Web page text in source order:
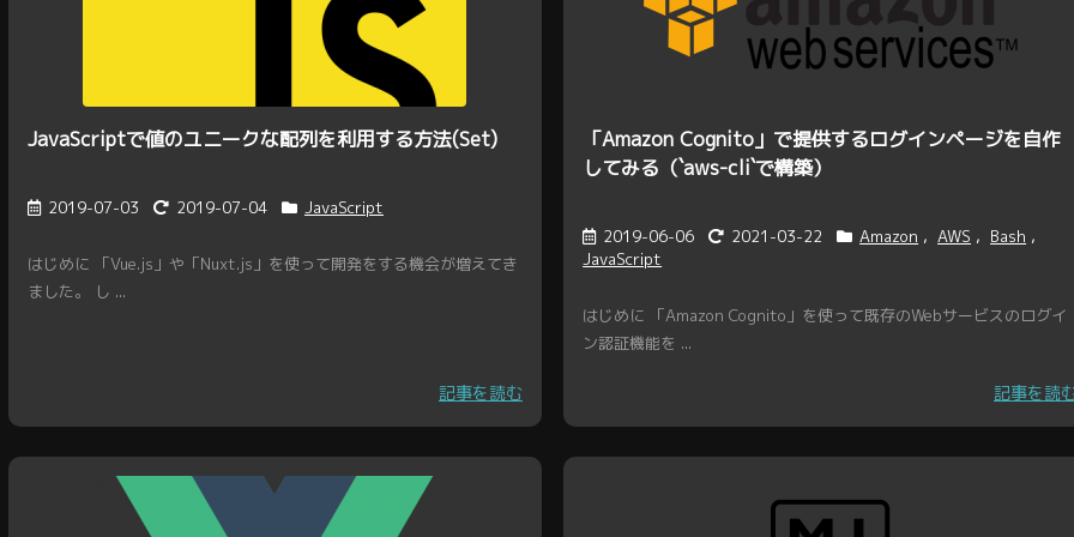
JavaScriptで値のユニークな配列を利用する方法(Set)
2019-07-03 2019-07-04 JavaScript
はじめに 「Vue.js」や「Nuxt.js」を使って開発をする機会が増えてき
ました。 し ...
記事を読む
「Amazon Cognito」で提供するログインページを自作
してみる（`aws-cli`で構築）
2019-06-06 2021-03-22 Amazon , AWS , Bash ,
JavaScript
はじめに 「Amazon Cognito」を使って既存のWebサービスのログイ
ン認証機能を ...
記事を読